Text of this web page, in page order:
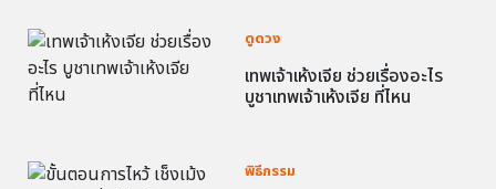
ดูดวง
เทพเจ้าเห้งเจีย ช่วยเรื่องอะไร
บูชาเทพเจ้าเห้งเจีย ที่ไหน
พิธีกรรม